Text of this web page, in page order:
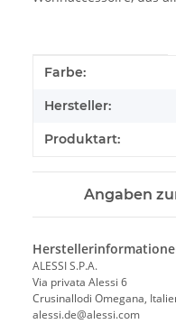
Produkteigenschaft
Wert
Farbe:
Hersteller:
Produktart:
Angaben
ALESSI S.P.A.
Via privata Alessi 6
Crusinallodi Omegana,
alessi.de@alessi.com